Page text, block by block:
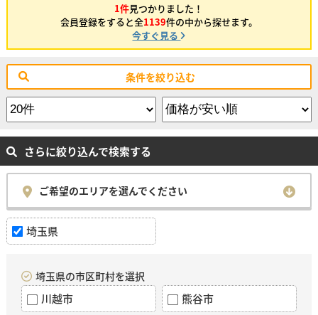
1件見つかりました！
会員登録をすると全1139件の中から探せます。
今すぐ見る
条件を絞り込む
さらに絞り込んで検索する
ご希望のエリアを選んでください
埼玉県
埼玉県の市区町村を選択
川越市 熊谷市